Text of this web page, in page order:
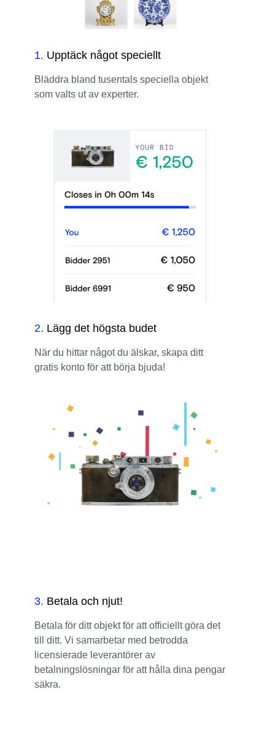
1. Upptäck något speciellt
Bläddra bland tusentals speciella objekt
som valts ut av experter.
2. Lägg det högsta budet
När du hittar något du älskar, skapa ditt
gratis konto för att börja bjuda!
3. Betala och njut!
Betala för ditt objekt för att officiellt göra det
till ditt. Vi samarbetar med betrodda
licensierade leverantörer av
betalningslösningar för att hålla dina pengar
säkra.